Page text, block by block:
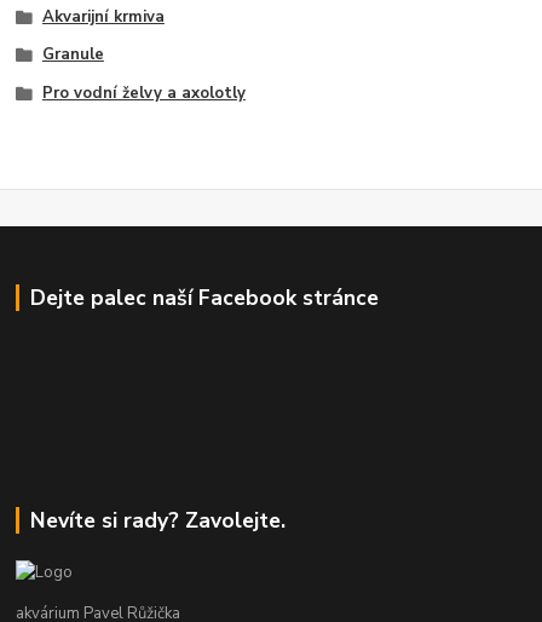
Akvarijní krmiva
Granule
Pro vodní želvy a axolotly
Dejte palec naší Facebook stránce
Nevíte si rady? Zavolejte.
akvárium Pavel Růžička